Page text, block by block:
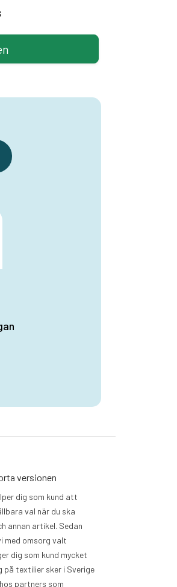
versionen
dig som kund att
val när du ska
annan artikel. Sedan
med omsorg valt
dig som kund mycket
på textilier sker i Sverige
partners som